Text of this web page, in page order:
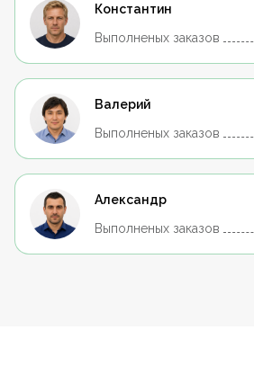
Константин
Выполненых заказов
Валерий
Выполненых заказов
Александр
Выполненых заказов